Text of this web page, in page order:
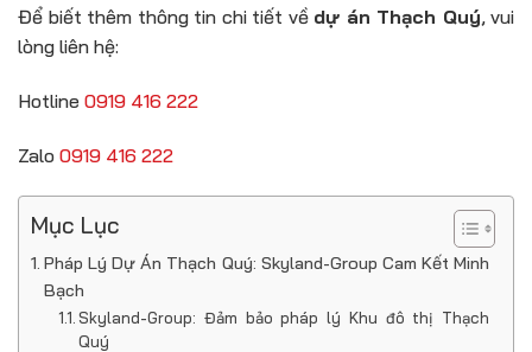
Để biết thêm thông tin chi tiết về dự án Thạch Quý, vui
lòng liên hệ:
Hotline 0919 416 222
Zalo 0919 416 222
Mục Lục
Pháp Lý Dự Án Thạch Quý: Skyland-Group Cam Kết Minh
Bạch
Skyland-Group: Đảm bảo pháp lý Khu đô thị Thạch
Quý